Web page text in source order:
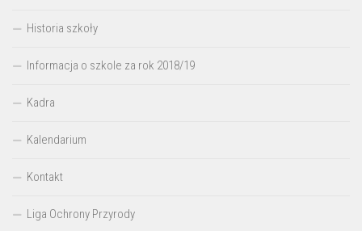
Historia szkoły
Informacja o szkole za rok 2018/19
Kadra
Kalendarium
Kontakt
Liga Ochrony Przyrody